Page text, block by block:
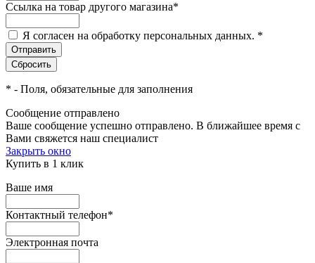
Ссылка на товар другого магазина*
Я согласен на обработку персональных данных. *
* - Поля, обязательные для заполнения
Сообщение отправлено
Ваше сообщение успешно отправлено. В ближайшее время с
Вами свяжется наш специалист
Закрыть окно
Купить в 1 клик
Ваше имя
Контактный телефон*
Электронная почта